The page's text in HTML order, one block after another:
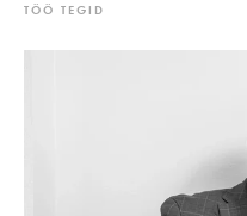
TÖÖ TEGID